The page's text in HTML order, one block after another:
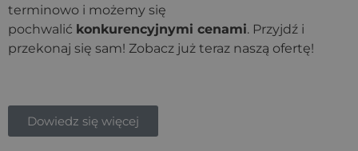
terminowo i możemy się
pochwalić konkurencyjnymi cenami. Przyjdź i
przekonaj się sam! Zobacz już teraz naszą ofertę!
Dowiedz się więcej